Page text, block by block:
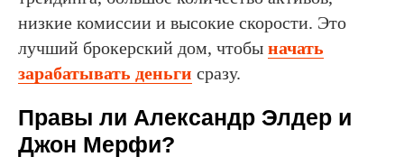
низкие комиссии и высокие скорости. Это
лучший брокерский дом, чтобы начать
зарабатывать деньги сразу.
Правы ли Александр Элдер и
Джон Мерфи?